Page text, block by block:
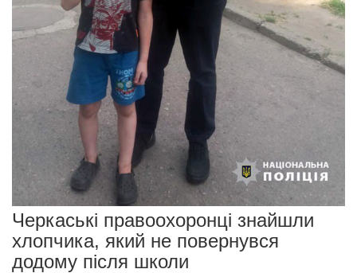
Черкаські правоохоронці знайшли
хлопчика, який не повернувся
додому після школи